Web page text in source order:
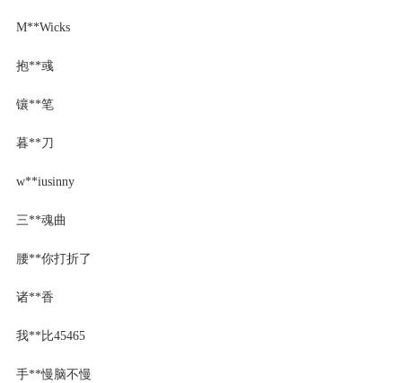
M**Wicks
抱**彧
镶**笔
暮**刀
w**iusinny
三**魂曲
腰**你打折了
诸**香
我**比45465
手**慢脑不慢